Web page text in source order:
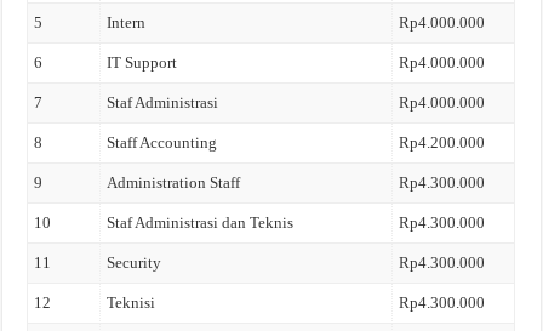
5 Intern Rp4.000.000
6 IT Support Rp4.000.000
7 Staf Administrasi Rp4.000.000
8 Staff Accounting Rp4.200.000
9 Administration Staff Rp4.300.000
10 Staf Administrasi dan Teknis Rp4.300.000
11 Security Rp4.300.000
12 Teknisi Rp4.300.000